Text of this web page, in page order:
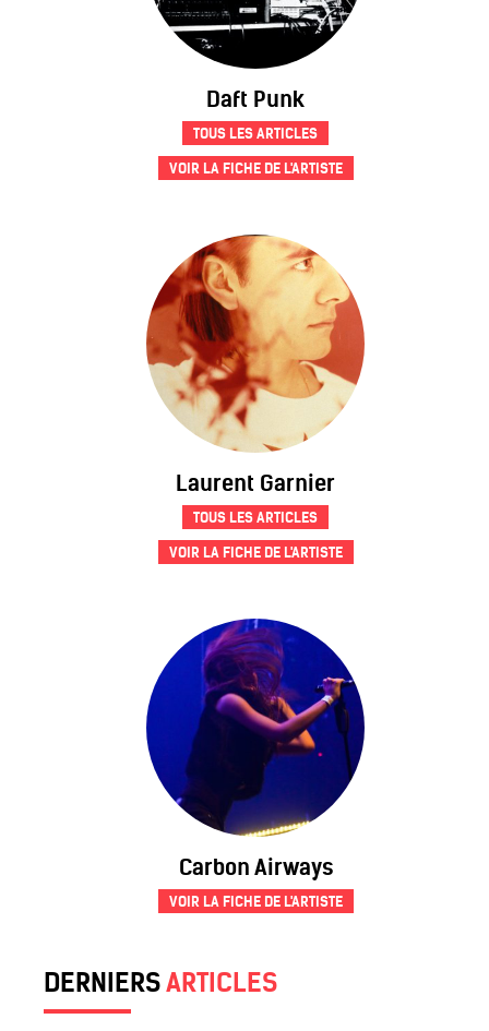
Daft Punk
TOUS LES ARTICLES
VOIR LA FICHE DE L'ARTISTE
Laurent Garnier
TOUS LES ARTICLES
VOIR LA FICHE DE L'ARTISTE
Carbon Airways
VOIR LA FICHE DE L'ARTISTE
DERNIERSARTICLES